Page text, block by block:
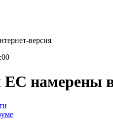
версия
намерены